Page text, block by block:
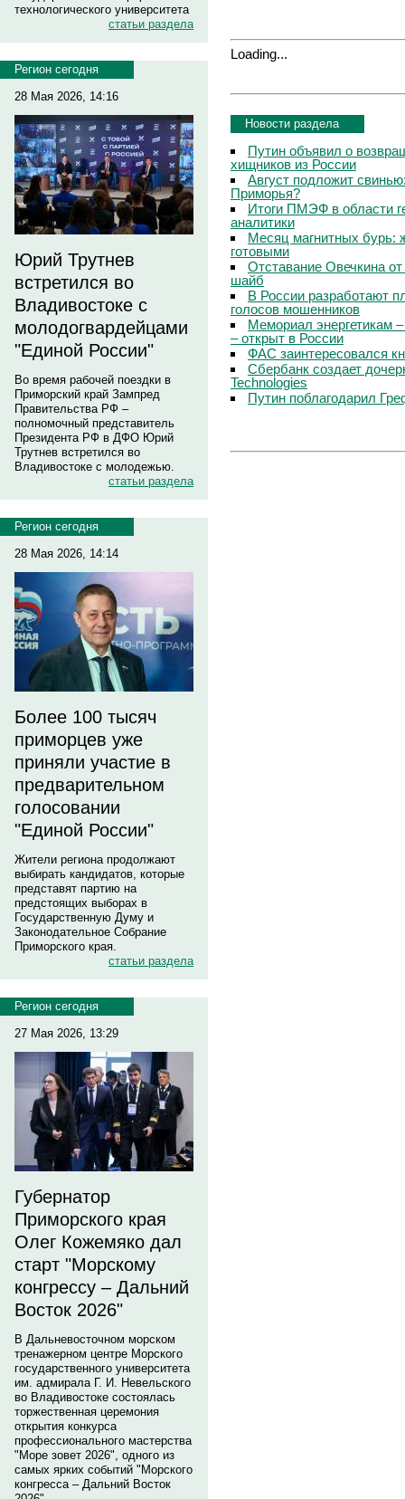
технологического университета
статьи раздела
Регион сегодня
28 Мая 2026, 14:16
Юрий Трутнев
встретился во
Владивостоке с
молодогвардейцами
"Единой России"
Во время рабочей поездки в
Приморский край Зампред
Правительства РФ –
полномочный представитель
Президента РФ в ДФО Юрий
Трутнев встретился во
Владивостоке с молодежью.
статьи раздела
Регион сегодня
28 Мая 2026, 14:14
Более 100 тысяч
приморцев уже
приняли участие в
предварительном
голосовании
"Единой России"
Жители региона продолжают
выбирать кандидатов, которые
представят партию на
предстоящих выборах в
Государственную Думу и
Законодательное Собрание
Приморского края.
статьи раздела
Регион сегодня
27 Мая 2026, 13:29
Губернатор
Приморского края
Олег Кожемяко дал
старт "Морскому
конгрессу – Дальний
Восток 2026"
В Дальневосточном морском
тренажерном центре Морского
государственного университета
им. адмирала Г. И. Невельского
во Владивостоке состоялась
торжественная церемония
открытия конкурса
профессионального мастерства
"Море зовет 2026", одного из
самых ярких событий "Морского
конгресса – Дальний Восток
Loading...
Новости раздела
Путин объявил о
хищников из России
Август подложит
Приморья?
Итоги ПМЭФ в области
аналитики
Месяц магнитных бурь:
готовыми
Отставание Овечкина
шайб
В России разработают
голосов мошенников
Мемориал энергетикам
– открыт в России
ФАС заинтересовался
Сбербанк создает
Technologies
Путин поблагодарил